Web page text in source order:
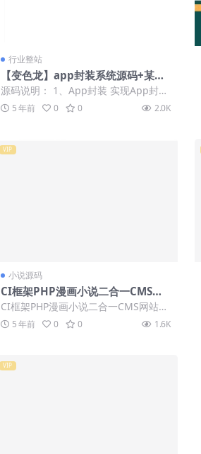
行业整站
【变色龙】app封装系统源码+某站
在售上千的封装系统
源码说明： 1、App封装 实现App封
装，混合开发App，100多JS接口功
能...5 年前 0 0 2.0K
VIP
小说源码
CI框架PHP漫画小说二合一CMS网
站系统源码 内置采集火车头接口带
充值和会员功能
CI框架PHP漫画小说二合一CMS网站系
统源码 内置采集火车头接口带充值和
会员功...
5 年前 0 0 1.6K
VIP